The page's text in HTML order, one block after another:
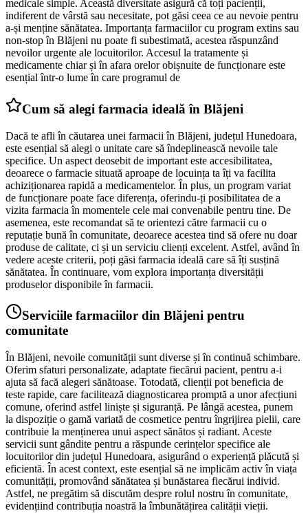
medicale simple. Această diversitate asigură că toți pacienții,
indiferent de vârstă sau necesitate, pot găsi ceea ce au nevoie pentru
a-și menține sănătatea. Importanța farmaciilor cu program extins sau
non-stop în Blăjeni nu poate fi subestimată, acestea răspunzând
nevoilor urgente ale locuitorilor. Accesul la tratamente și
medicamente chiar și în afara orelor obișnuite de funcționare este
esențial într-o lume în care programul de
Cum să alegi farmacia ideală în Blăjeni
Dacă te afli în căutarea unei farmacii în Blăjeni, județul Hunedoara,
este esențial să alegi o unitate care să îndeplinească nevoile tale
specifice. Un aspect deosebit de important este accesibilitatea,
deoarece o farmacie situată aproape de locuința ta îți va facilita
achiziționarea rapidă a medicamentelor. În plus, un program variat
de funcționare poate face diferența, oferindu-ți posibilitatea de a
vizita farmacia în momentele cele mai convenabile pentru tine. De
asemenea, este recomandat să te orientezi către farmacii cu o
reputație bună în comunitate, deoarece acestea tind să ofere nu doar
produse de calitate, ci și un serviciu clienți excelent. Astfel, având în
vedere aceste criterii, poți găsi farmacia ideală care să îți susțină
sănătatea. În continuare, vom explora importanța diversității
produselor disponibile în farmacii.
Serviciile farmaciilor din Blăjeni pentru
comunitate
În Blăjeni, nevoile comunității sunt diverse și în continuă schimbare.
Oferim sfaturi personalizate, adaptate fiecărui pacient, pentru a-i
ajuta să facă alegeri sănătoase. Totodată, clienții pot beneficia de
teste rapide, care facilitează diagnosticarea promptă a unor afecțiuni
comune, oferind astfel liniște și siguranță. Pe lângă acestea, punem
la dispoziție o gamă variată de cosmetice pentru îngrijirea pielii, care
contribuie la menținerea unui aspect sănătos și radiant. Aceste
servicii sunt gândite pentru a răspunde cerințelor specifice ale
locuitorilor din județul Hunedoara, asigurând o experiență plăcută și
eficientă. În acest context, este esențial să ne implicăm activ în viața
comunității, promovând sănătatea și bunăstarea fiecărui individ.
Astfel, ne pregătim să discutăm despre rolul nostru în comunitate,
evidențiind contribuția noastră la îmbunătățirea calității vieții.